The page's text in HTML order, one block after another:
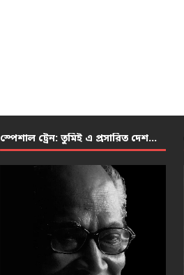
স্পেশাল ট্রেন: তুমিই এ প্রসারিত দেশ…